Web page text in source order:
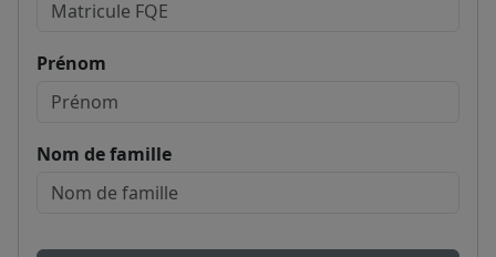
Prénom
Nom de famille